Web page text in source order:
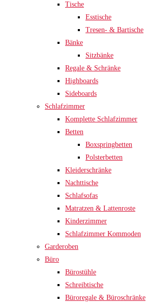
Tische
Esstische
Tresen- & Bartische
Bänke
Sitzbänke
Regale & Schränke
Highboards
Sideboards
Schlafzimmer
Komplette Schlafzimmer
Betten
Boxspringbetten
Polsterbetten
Kleiderschränke
Nachttische
Schlafsofas
Matratzen & Lattenroste
Kinderzimmer
Schlafzimmer Kommoden
Garderoben
Büro
Bürostühle
Schreibtische
Büroregale & Büroschränke